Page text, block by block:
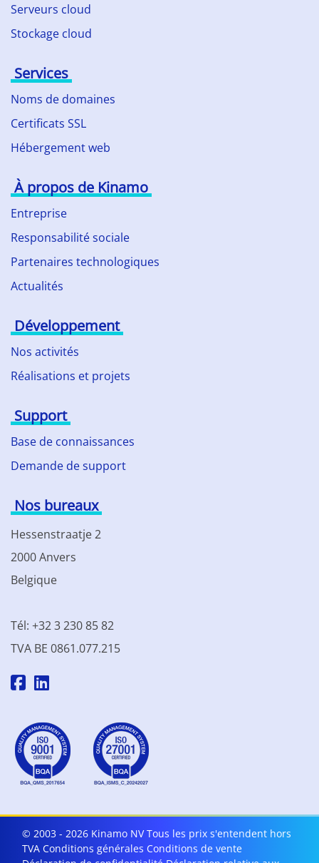
Serveurs cloud
Stockage cloud
Services
Noms de domaines
Certificats SSL
Hébergement web
À propos de Kinamo
Entreprise
Responsabilité sociale
Partenaires technologiques
Actualités
Développement
Nos activités
Réalisations et projets
Support
Base de connaissances
Demande de support
Nos bureaux
Hessenstraatje 2
2000 Anvers
Belgique
Tél: +32 3 230 85 82
TVA BE 0861.077.215
© 2003 - 2026 Kinamo NVTous les prix s'entendent hors
TVA Conditions générales Conditions de vente